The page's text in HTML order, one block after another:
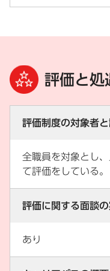
評価と処
評価制度の対象者
全職員を対象とし
て評価をしている。
評価に関する面談
あり